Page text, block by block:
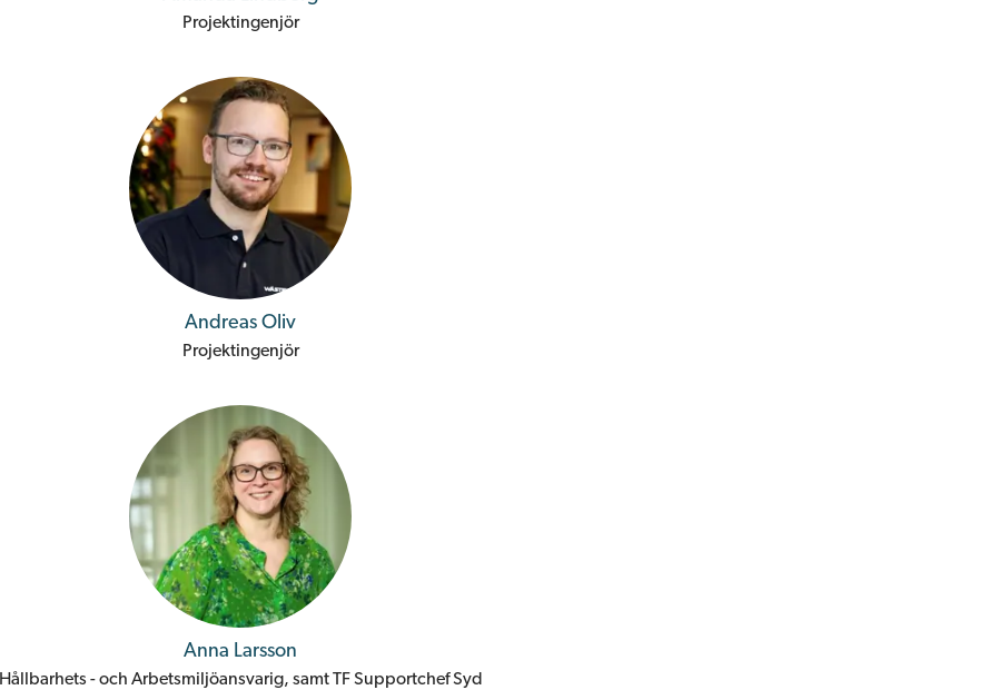
Projektingenjör
Andreas Oliv
Projektingenjör
Anna Larsson
Hållbarhets - och Arbetsmiljöansvarig, samt TF Supportchef Syd